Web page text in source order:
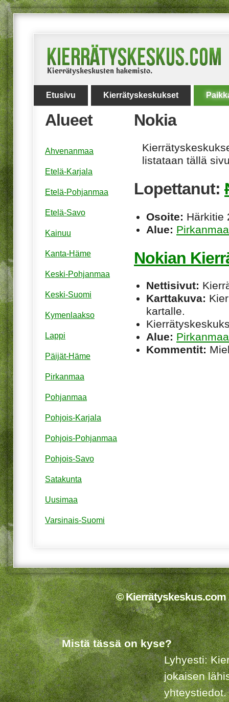
Etusivu Kierrätyskeskukset
Nokia
listataan tällä
Lopettanut:
Osoite: Härkitie
Alue: Pirkanmaa
Nokian
Nettisivut:
Karttakuva:
kartalle.
Alue: Pirkanmaa
Kommentit:
Alueet
Ahvenanmaa
Etelä-Karjala
Etelä-Pohjanmaa
Etelä-Savo
Kainuu
Kanta-Häme
Keski-Pohjanmaa
Keski-Suomi
Kymenlaakso
Lappi
Päijät-Häme
Pirkanmaa
Pohjanmaa
Pohjois-Karjala
Pohjois-Pohjanmaa
Pohjois-Savo
Satakunta
Uusimaa
Varsinais-Suomi
© Kierrätyskeskus.com
Mistä tässä on kyse?
Lyhyesti:
jokaisen